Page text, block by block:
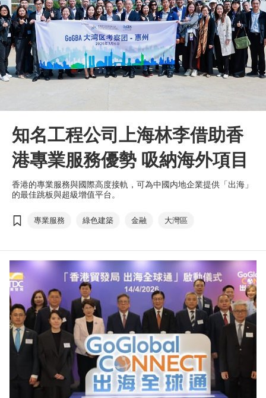
知名工程公司上海林李借助香
港專業服務優勢 吸納海外項目
香港的專業服務與國際高度接軌，可為中國内地企業提供「出海」
的最佳跳板與超級增值平台。
專業服務 綠色建築 金融 大灣區